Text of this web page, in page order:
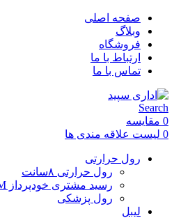
صفحه اصلی
وبلاگ
فروشگاه
ارتباط با ما
تماس با ما
Search
0 مقایسه
0 لیست علاقه مندی ها
رول حرارتی
رول حرارتی ۸سانت
رسید مشتری خودپرداز ATM
رول پزشکی
لیبل